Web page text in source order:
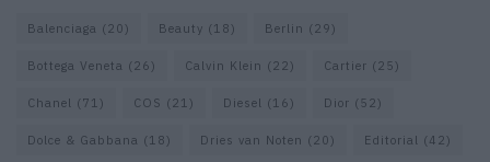
Balenciaga (20) Beauty (18) Berlin (29)
Bottega Veneta (26) Calvin Klein (22) Cartier (25)
Chanel (71) COS (21) Diesel (16) Dior (52)
Dolce & Gabbana (18) Dries van Noten (20) Editorial (42)